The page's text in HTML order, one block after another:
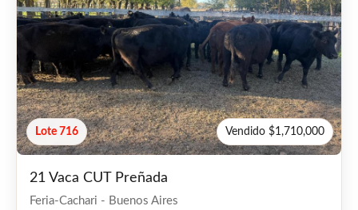
Lote 716 Vendido $1,710,000
21 Vaca CUT Preñada
Feria-Cachari - Buenos Aires